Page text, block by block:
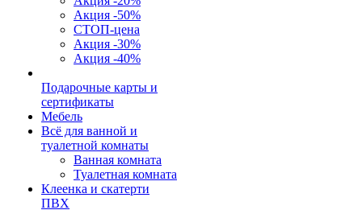
Акция -50%
СТОП-цена
Акция -30%
Акция -40%
Подарочные карты и
сертификаты
Мебель
Всё для ванной и
туалетной комнаты
Ванная комната
Туалетная комната
Клеенка и скатерти
ПВХ